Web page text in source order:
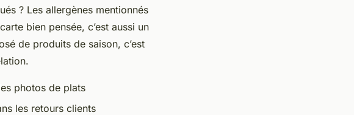
? Les allergènes mentionnés
bien pensée, c’est aussi un
de produits de saison, c’est
photos de plats
les retours clients